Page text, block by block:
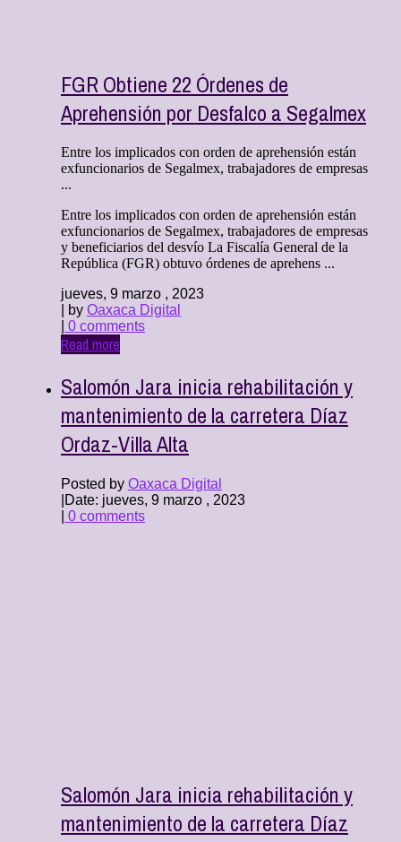
FGR Obtiene 22 Órdenes de
Aprehensión por Desfalco a Segalmex
Entre los implicados con orden de aprehensión están
exfuncionarios de Segalmex, trabajadores de empresas
...
Entre los implicados con orden de aprehensión están
exfuncionarios de Segalmex, trabajadores de empresas
y beneficiarios del desvío La Fiscalía General de la
República (FGR) obtuvo órdenes de aprehens ...
jueves, 9 marzo , 2023
| by Oaxaca Digital
0 comments
Read more
Salomón Jara inicia rehabilitación y
mantenimiento de la carretera Díaz
Ordaz-Villa Alta
Posted by Oaxaca Digital
Date: jueves, 9 marzo , 2023
0 comments
Salomón Jara inicia rehabilitación y
mantenimiento de la carretera Díaz